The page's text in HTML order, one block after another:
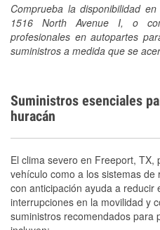
Comprueba la disponibilidad
1516 North Avenue I, o
profesionales en autopartes
suministros a medida que se
Suministros esenciales
huracán
El clima severo en Freeport,
vehículo como a los sistemas
con anticipación ayuda a reducir
interrupciones en la movilidad y
suministros recomendados para